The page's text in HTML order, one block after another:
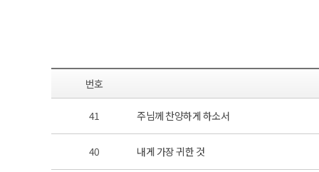
번호
41 주님께 찬양하게 하소서
40 내게 가장 귀한 것